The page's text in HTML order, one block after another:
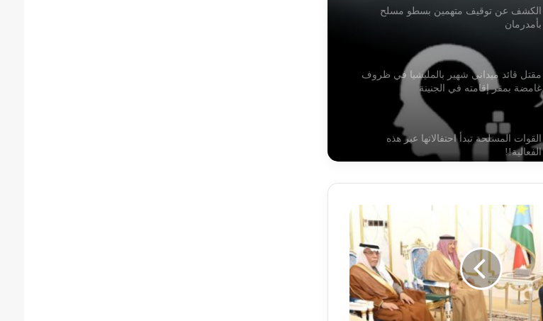
الكشف عن توقيف متهمين بسطو مسلح
بأمدرمان
مقتل قائد ميداني شهير بالمليشيا في ظروف
غامضة بمقر إقامته في الجنينة
القوات المسلحة تبدأ احتفالاتها عبر هذه
الفعالية!!
شركة الموارد المعدنية تعلن بشريات !!
أسامة وأبو عمامة.. أسرار الصفقة المجهضة
في شهرها التاسع!!
مسيرات وقصف تستهدف مدينة الدلنج